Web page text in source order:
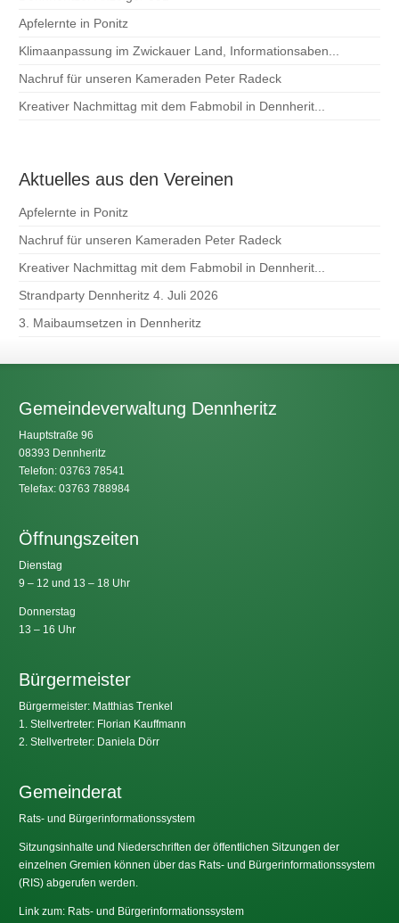
Apfelernte in Ponitz
Klimaanpassung im Zwickauer Land, Informationsaben...
Nachruf für unseren Kameraden Peter Radeck
Kreativer Nachmittag mit dem Fabmobil in Dennherit...
Aktuelles aus den Vereinen
Apfelernte in Ponitz
Nachruf für unseren Kameraden Peter Radeck
Kreativer Nachmittag mit dem Fabmobil in Dennherit...
Strandparty Dennheritz 4. Juli 2026
3. Maibaumsetzen in Dennheritz
Gemeindeverwaltung Dennheritz
Hauptstraße 96
08393 Dennheritz
Telefon: 03763 78541
Telefax: 03763 788984
Öffnungszeiten
Dienstag
9 – 12 und 13 – 18 Uhr
Donnerstag
13 – 16 Uhr
Bürgermeister
Bürgermeister: Matthias Trenkel
1. Stellvertreter: Florian Kauffmann
2. Stellvertreter: Daniela Dörr
Gemeinderat
Rats- und Bürgerinformationssystem
Sitzungsinhalte und Niederschriften der öffentlichen Sitzungen der
einzelnen Gremien können über das Rats- und Bürgerinformationssystem
(RIS) abgerufen werden.
Link zum: Rats- und Bürgerinformationssystem